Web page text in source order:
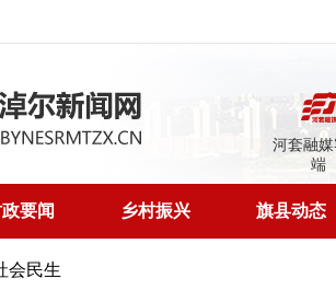
河套融
端
政要闻 乡村振兴 旗县动态
会民生